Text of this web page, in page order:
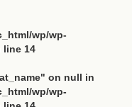
wp/wp-
line 14
on null in
wp/wp-